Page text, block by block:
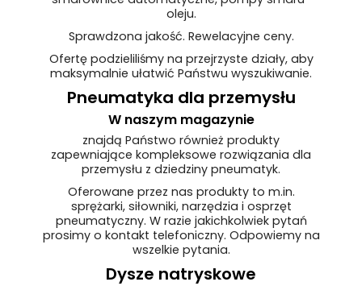
oleju.
Sprawdzona jakość. Rewelacyjne ceny.
Ofertę podzieliliśmy na przejrzyste działy, aby
maksymalnie ułatwić Państwu wyszukiwanie.
Pneumatyka dla przemysłu
W naszym magazynie
znajdą Państwo również produkty
zapewniające kompleksowe rozwiązania dla
przemysłu z dziedziny pneumatyk.
Oferowane przez nas produkty to m.in.
sprężarki, siłowniki, narzędzia i osprzęt
pneumatyczny. W razie jakichkolwiek pytań
prosimy o kontakt telefoniczny. Odpowiemy na
wszelkie pytania.
Dysze natryskowe